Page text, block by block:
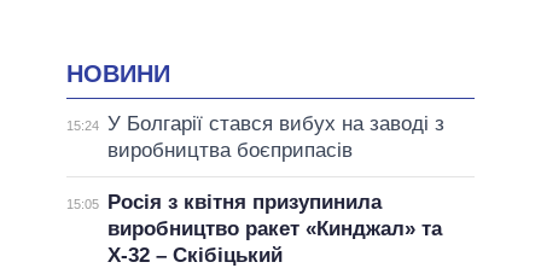
НОВИНИ
15:24 У Болгарії стався вибух на заводі з
виробництва боєприпасів
15:05
Росія з квітня призупинила
виробництво ракет «Кинджал» та
Х-32 – Скібіцький